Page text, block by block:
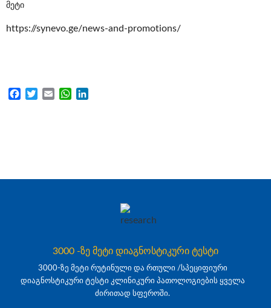
მეტი
https://synevo.ge/news-and-promotions/
FacebookTwitter
Email WhatsApp
3000 -ზე მეტი დიაგნოსტიკური ტესტი
3000-ზე მეტი რუტინული და რთული /სპეციფიური
დიაგნოსტიკური ტესტი კლინიკური პათოლოგიების ყველა
ძირითად სფეროში.